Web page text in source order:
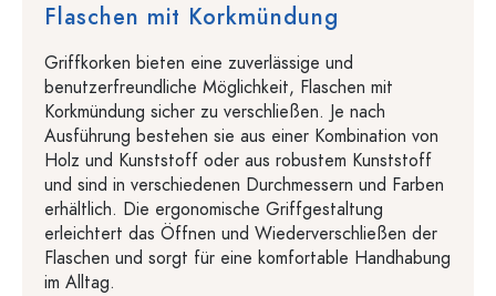
Flaschen mit Korkmündung
Griffkorken bieten eine zuverlässige und
benutzerfreundliche Möglichkeit, Flaschen mit
Korkmündung sicher zu verschließen. Je nach
Ausführung bestehen sie aus einer Kombination von
Holz und Kunststoff oder aus robustem Kunststoff
und sind in verschiedenen Durchmessern und Farben
erhältlich. Die ergonomische Griffgestaltung
erleichtert das Öffnen und Wiederverschließen der
Flaschen und sorgt für eine komfortable Handhabung
im Alltag.